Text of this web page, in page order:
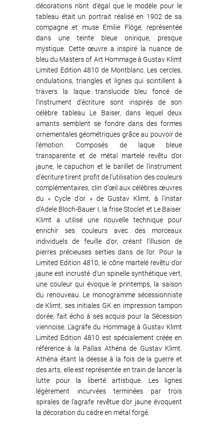
décorations n’ont d'égal que le modèle pour le
tableau était un portrait réalisé en 1902 de sa
compagne et muse Emilie Flöge, représentée
dans une teinte bleue onirique, presque
mystique. Cette œuvre a inspiré la nuance de
bleu du Masters of Art Hommage à Gustav Klimt
Limited Edition 4810 de Montblanc. Les cercles,
ondulations, triangles et lignes qui scintillent à
travers la laque translucide bleu foncé de
l’instrument d'écriture sont inspirés de son
célèbre tableau Le Baiser, dans lequel deux
amants semblent se fondre dans des formes
ornementales géométriques grâce au pouvoir de
l'émotion. Composés de laque bleue
transparente et de métal martelé revêtu d’or
jaune, le capuchon et le barillet de l'instrument
d'écriture tirent profit de l’utilisation des couleurs
complémentaires, clin d’œil aux célèbres œuvres
du « Cycle d'or » de Gustav Klimt, à l'instar
d’Adele Bloch-Bauer I, la frise Stoclet et Le Baiser.
Klimt a utilisé une nouvelle technique pour
enrichir ses couleurs avec des morceaux
individuels de feuille d'or, créant l’illusion de
pierres précieuses serties dans de l’or. Pour la
Limited Edition 4810, le cône martelé revêtu d’or
jaune est incrusté d’un spinelle synthétique vert,
une couleur qui évoque le printemps, la saison
du renouveau. Le monogramme sécessionniste
de Klimt, ses initiales GK en impression tampon
dorée, fait écho à ses acquis pour la Sécession
viennoise. L'agrafe du Hommage à Gustav Klimt
Limited Edition 4810 est spécialement créée en
référence à la Pallas Athéna de Gustav Klimt.
Athéna étant la déesse à la fois de la guerre et
des arts, elle est représentée en train de lancer la
lutte pour la liberté artistique. Les lignes
légèrement incurvées terminées par trois
spirales de l'agrafe revêtue d’or jaune évoquent
la décoration du cadre en métal forgé.